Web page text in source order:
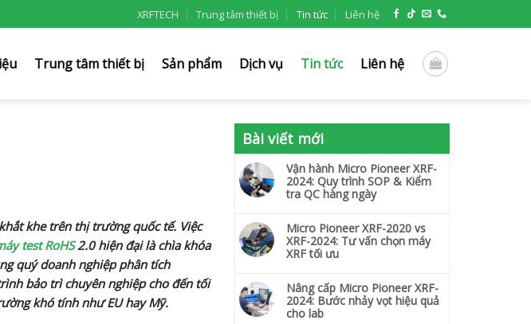
XRFTECH Trung tâm thiết bị Tin tức Liên hệ
Trung tâm thiết bị Sản phẩm Dịch vụ Tin tức Liên hệ
khe trên thị trường quốc tế. Việc
test RoHS2.0 hiện đại là chìa khóa
quý doanh nghiệp phân tích
bảo trì chuyên nghiệp cho đến tối
khó tính như EU hay Mỹ.
Bài viết mới
Vận hành Micro Pioneer XRF-
2024: Quy trình SOP & Kiểm
tra QC hàng ngày
Micro Pioneer XRF-2020 vs
XRF-2024: Tư vấn chọn máy
XRF tối ưu
Nâng cấp Micro Pioneer XRF-
2024: Bước nhảy vọt hiệu quả
cho lab